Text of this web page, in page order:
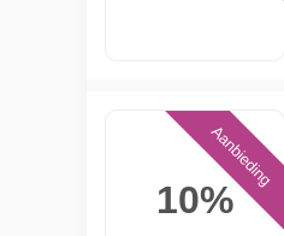
10%
Aanbieding